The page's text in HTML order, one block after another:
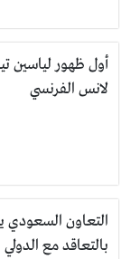
أول ظهور لياسين
لانس الفرنسي
التعاون السعودي
بالتعاقد مع